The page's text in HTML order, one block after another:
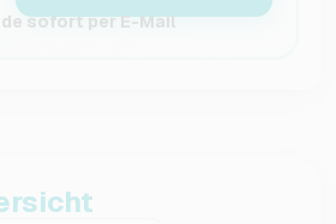
sofort per E-Mail